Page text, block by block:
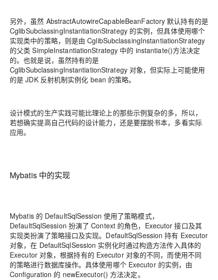
另外，虽然 AbstractAutowireCapableBeanFactory 默认持有的是
CglibSubclassingInstantiationStrategy 的实例，但具体使用哪个
实现类中的策略，则是由 CglibSubclassingInstantiationStrategy
的父类 SimpleInstantiationStrategy 中的 instantiate()方法决定
的。也就是说，虽然持有的是
CglibSubclassingInstantiationStrategy 对象，但实际上可能使用
的是 JDK 反射机制实例化 bean 的策略。
设计模式的生产实践可能比理论上的那些示例复杂的多，所以，
若想确实提高自己代码的设计能力，还是要摆脱书本，多看实际
应用。
Mybatis 中的实现
Mybatis 的 DefaultSqlSession 使用了策略模式，
DefaultSqlSession 扮演了 Context 的角色，Executor 接口及其
实现类扮演了策略接口及实现。DefaultSqlSession 持有 Executor
对象，在 DefaultSqlSession 实例化时通过构造方法传入具体的
Executor 对象，根据持有的 Executor 对象的不同，而使用不同
的策略进行数据库操作。具体使用哪个 Executor 的实例，由
Configuration 的 newExecutor() 方法决定。